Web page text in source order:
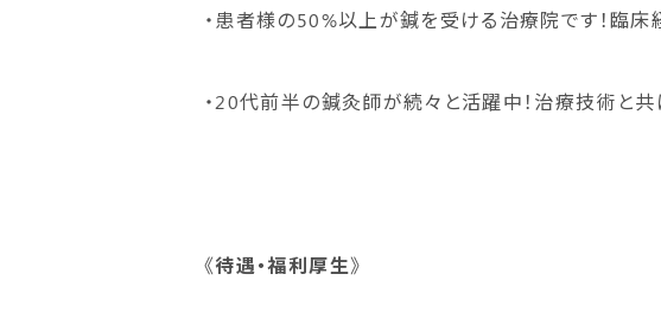
・患者様の50%以上が鍼を受ける治療院です！臨
・20代前半の鍼灸師が続々と活躍中！治療技術と
《待遇・福利厚生》